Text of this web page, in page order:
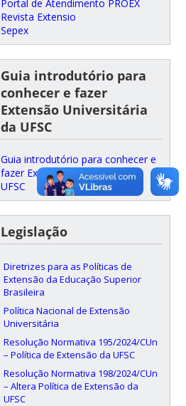
Portal de Atendimento PROEX
Revista Extensio
Sepex
Guia introdutório para
conhecer e fazer
Extensão Universitária
da UFSC
Guia introdutório para conhecer e
fazer Extensão Universitária da
UFSC
Legislação
Diretrizes para as Políticas de
Extensão da Educação Superior
Brasileira
Política Nacional de Extensão
Universitária
Resolução Normativa 195/2024/CUn
– Política de Extensão da UFSC
Resolução Normativa 198/2024/CUn
– Altera Política de Extensão da
UFSC